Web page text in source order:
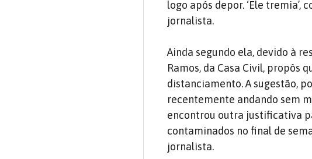
logo após depor. ‘Ele
jornalista.
Ainda segundo ela, devido à
Ramos, da Casa Civil, propôs
distanciamento. A sugestão,
recentemente andando sem
encontrou outra justificativa
contaminados no final de
jornalista.